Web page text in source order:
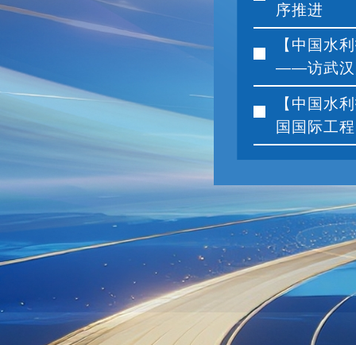
序推进
【中国水
——访武汉
【中国水
国国际工